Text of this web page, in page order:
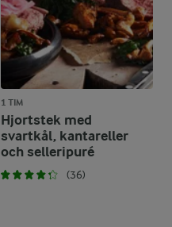
1 TIM
Hjortstek med
svartkål, kantareller
och selleripuré
(36)